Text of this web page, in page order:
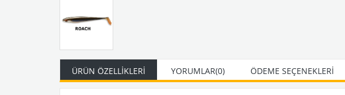
ÜRÜN ÖZELLIKLERI YORUMLAR(0) ÖDEME SEÇENEKLERI